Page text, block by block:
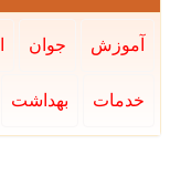
آموزش جوان
خدمات بهداشت